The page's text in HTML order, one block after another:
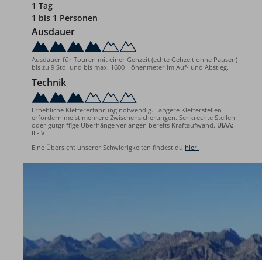
1 Tag
1 bis 1 Personen
Ausdauer
Ausdauer für Touren mit einer Gehzeit (echte Gehzeit ohne Pausen)
bis zu 9 Std. und bis max. 1600 Höhenmeter im Auf- und Abstieg.
Technik
Erhebliche Klettererfahrung notwendig. Längere Kletterstellen
erfordern meist mehrere Zwischensicherungen. Senkrechte Stellen
oder gutgriffige Überhänge verlangen bereits Kraftaufwand. UIAA:
III-IV
Eine Übersicht unserer Schwierigkeiten findest du hier.